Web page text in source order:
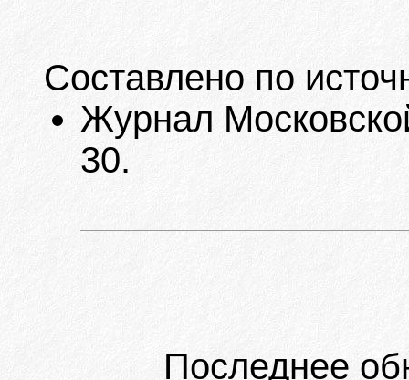
Составлено по
Журнал
30.
Последнее